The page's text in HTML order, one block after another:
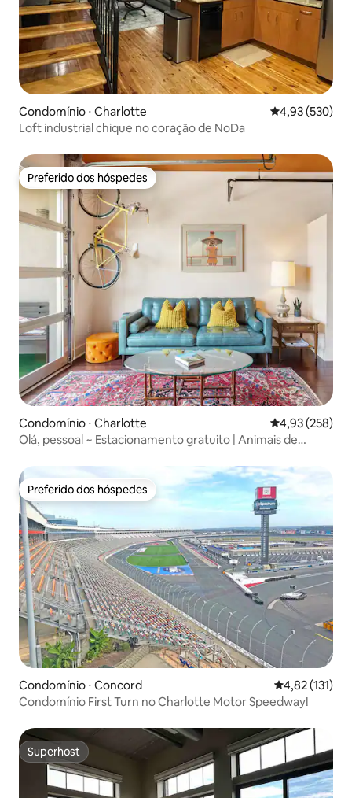
Condomínio ⋅ Charlotte 4,93 de uma
4,93 (530)
Loft industrial chique no coração de NoDa
Preferido dos hóspedes
Preferido dos hóspedes
Condomínio ⋅ Charlotte 4,93 de uma
4,93 (258)
Olá, pessoal ~ Estacionamento gratuito | Animais de
Preferido dos hóspedes
Preferido dos hóspedes
Condomínio ⋅ Concord 4,82 de uma
4,82 (131)
Condomínio First Turn no Charlotte Motor Speedway!
Superhost
Superhost